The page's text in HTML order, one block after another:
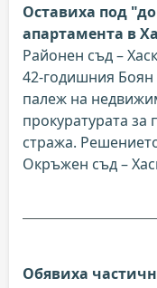
Оставиха под
апартамента в
Районен съд –
42-годишния
палеж на
прокуратурата
стража.
Окръжен съд –
Обявиха